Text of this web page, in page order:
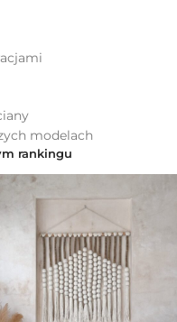
modelach
rankingu